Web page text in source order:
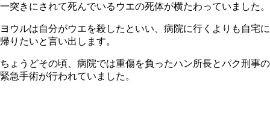
一突きにされて死んでいるウエの死体が横たわっていました。
ヨウルは自分がウエを殺したといい、病院に行くよりも自宅に
帰りたいと言い出します。
ちょうどその頃、病院では重傷を負ったハン所長とパク刑事の
緊急手術が行われていました。